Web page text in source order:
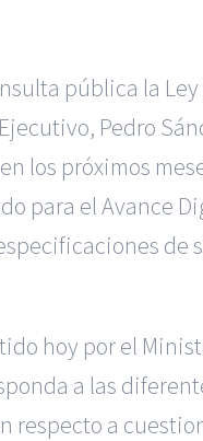
pública la
Pedro
los próximos
para el Avance
de
hoy por el
a las
respecto a